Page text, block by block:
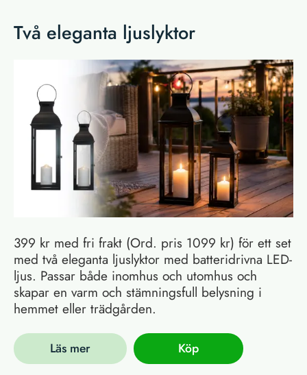
Två eleganta ljuslyktor
399 kr med fri frakt (Ord. pris 1099 kr) för ett set
med två eleganta ljuslyktor med batteridrivna LED-
ljus. Passar både inomhus och utomhus och
skapar en varm och stämningsfull belysning i
hemmet eller trädgården.
Läs mer Köp